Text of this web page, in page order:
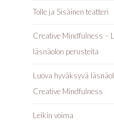
Tolle ja Sisäinen teatteri
Creative Mindfulness –
läsnäolon perusteita
Luova hyväksyvä
Creative Mindfulness
Leikin voima